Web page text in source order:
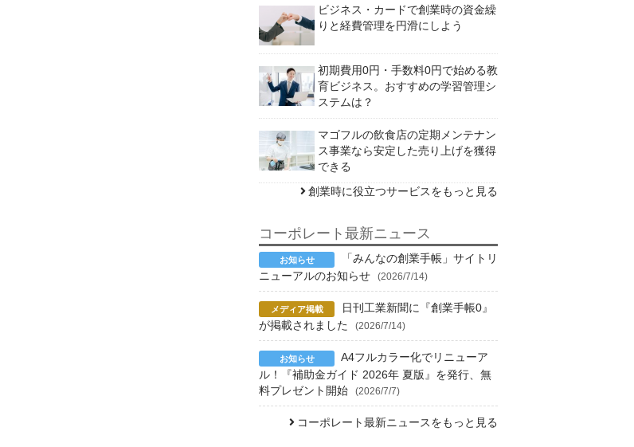
ビジネス・カードで創業時の資金繰
りと経費管理を円滑にしよう
初期費用0円・手数料0円で始める教
育ビジネス。おすすめの学習管理シ
ステムは？
マゴフルの飲食店の定期メンテナン
ス事業なら安定した売り上げを獲得
できる
創業時に役立つサービスをもっと見る
コーポレート最新ニュース
「みんなの創業手帳」サイトリ
ニューアルのお知らせ
(2026/7/14)
日刊工業新聞に『創業手帳0』
が掲載されました
(2026/7/14)
A4フルカラー化でリニューア
ル！『補助金ガイド 2026年 夏版』を発行、無
料プレゼント開始
(2026/7/7)
コーポレート最新ニュースをもっと見る